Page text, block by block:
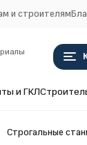
и строителям
и ГКЛ
Строгальные